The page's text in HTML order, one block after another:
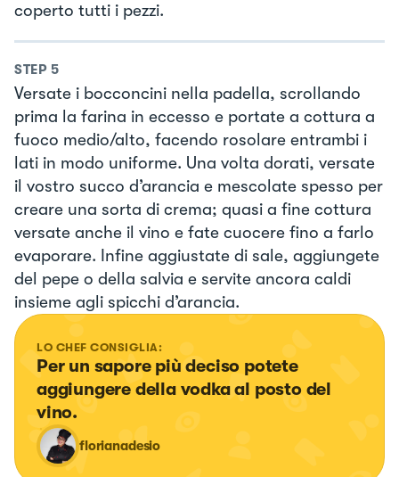
coperto tutti i pezzi.
STEP 5
Versate i bocconcini nella padella, scrollando
prima la farina in eccesso e portate a cottura a
fuoco medio/alto, facendo rosolare entrambi i
lati in modo uniforme. Una volta dorati, versate
il vostro succo d’arancia e mescolate spesso per
creare una sorta di crema; quasi a fine cottura
versate anche il vino e fate cuocere fino a farlo
evaporare. Infine aggiustate di sale, aggiungete
del pepe o della salvia e servite ancora caldi
insieme agli spicchi d’arancia.
LO CHEF CONSIGLIA:
Per un sapore più deciso potete
aggiungere della vodka al posto del
vino.
florianadesio